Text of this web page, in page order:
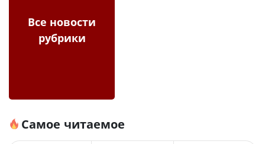
Все новости
рубрики
Самое читаемое